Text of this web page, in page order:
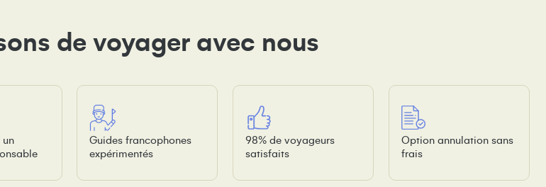
de voyager avec nous
un
Guides francophones
expérimentés
98% de voyageurs
satisfaits
Option annulation sans
frais